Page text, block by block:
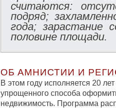
считаются:
подряд;
года; зарастание
половине площади.
ОБ АМНИСТИИ И
В этом году исполняется 20
упрощенного способа
недвижимость. Программа